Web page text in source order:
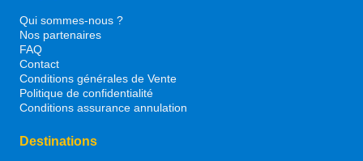
Qui sommes-nous ?
Nos partenaires
FAQ
Contact
Conditions générales de Vente
Politique de confidentialité
Conditions assurance annulation
Destinations